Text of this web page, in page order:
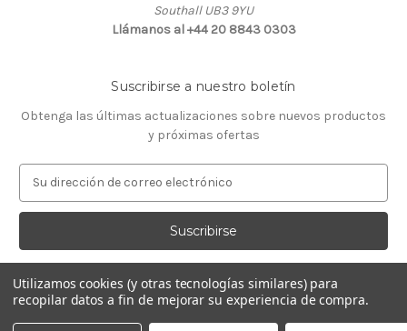
Southall UB3 9YU
Llámanos al +44 20 8843 0303
Suscribirse a nuestro boletín
Obtenga las últimas actualizaciones sobre nuevos productos
y próximas ofertas
r
c
i
ó
n
© 2026 Almacén de Relojeros
Utilizamos cookies (y otras tecnologías similares) para
recopilar datos a fin de mejorar su experiencia de compra.